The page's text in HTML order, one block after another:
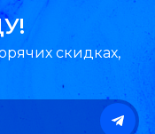
скидках,